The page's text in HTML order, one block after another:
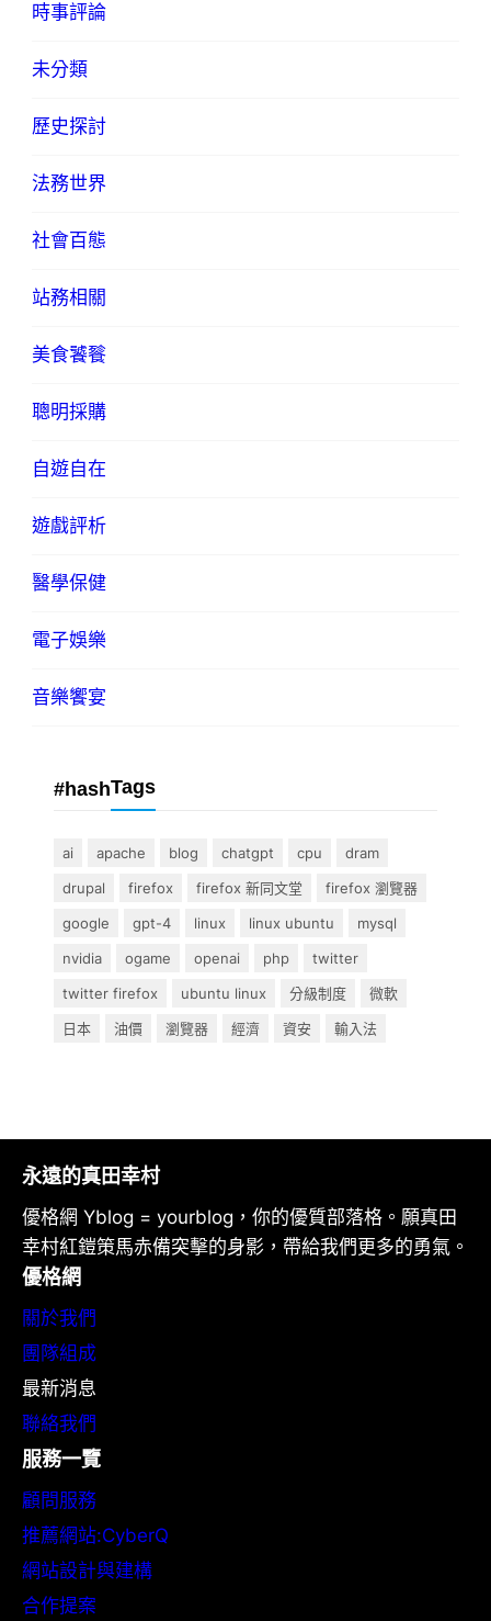
時事評論
未分類
歷史探討
法務世界
社會百態
站務相關
美食饕餮
聰明採購
自遊自在
遊戲評析
醫學保健
電子娛樂
音樂饗宴
#hashTags
ai apache blog chatgpt cpu
dram
drupal
firefox firefox 新同文堂
firefox 瀏覽器
google
gpt-4 linux linux ubuntu
mysql
nvidia
ogame openai php
twitter
twitter firefox
ubuntu linux 分級制度
微軟
日本
油價 瀏覽器 經濟 資安 輸入法
永遠的真田幸村
優格網 Yblog = yourblog，你的優質部落格。願真田
幸村紅鎧策馬赤備突擊的身影，帶給我們更多的勇氣。
優格網
關於我們
團隊組成
最新消息
聯絡我們
服務一覽
顧問服務
推薦網站:CyberQ
網站設計與建構
合作提案